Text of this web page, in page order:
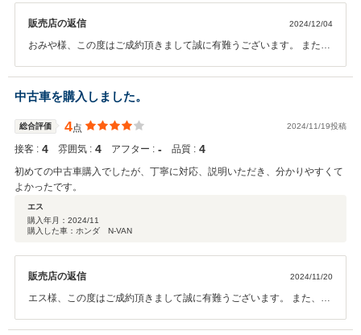
販売店の返信 2024/12/04
おみや様、この度はご成約頂きまして誠に有難うございます。 また、
品質、向上に努めていきたいと思います。ご納車後も末長くお付き合
いをして頂ければ幸いです。 この度は誠に有難うございました。カー
バンクライトスタッフ一同
中古車を購入しました。
総合評価 4点 2024/11/19投稿
接客 : 4 雰囲気 : 4 アフター : ‐ 品質 : 4
初めての中古車購入でしたが、丁寧に対応、説明いただき、分かりやすくて
よかったです。
エス
購入年月： 2024/11
購入した車：ホンダ N-VAN
販売店の返信 2024/11/20
エス様、この度はご成約頂きまして誠に有難うございます。 また、高
うお車が見つかり、弊社スタッフ一同も嬉しい限りで御座います。今